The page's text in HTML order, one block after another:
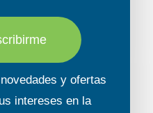
y ofertas
intereses en la